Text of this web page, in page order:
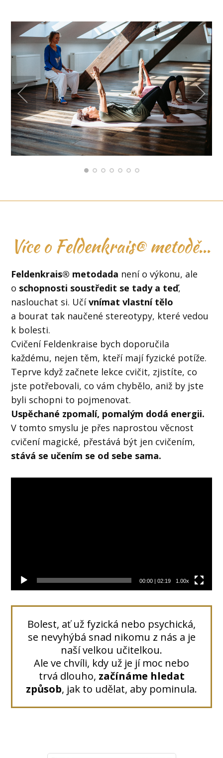
Více o Feldenkrais® metodě...
Feldenkrais® metodada není o výkonu, ale
o schopnosti soustředit se tady a teď,
naslouchat si. Učívnímat vlastní tělo
a bourat tak naučené stereotypy, které vedou
k bolesti.
Cvičení Feldenkraise bych doporučila
každému, nejen těm, kteří mají fyzické potíže.
Teprve když začnete lekce cvičit, zjistíte, co
jste potřebovali, co vám chybělo, aniž by jste
byli schopni to pojmenovat.
Uspěchané zpomalí, pomalým dodá energii.
V tomto smyslu je přes naprostou věcnost
cvičení magické, přestává být jen cvičením,
stává se učením se od sebe sama.
00:00| 02:19 1.00x
Bolest, ať už fyzická nebo psychická,
se nevyhýbá snad nikomu z nás a je
naší velkou učitelkou.
Ale ve chvíli, kdy už je jí moc nebo
trvá dlouho, začínáme hledat
způsob, jak to udělat, aby pominula.